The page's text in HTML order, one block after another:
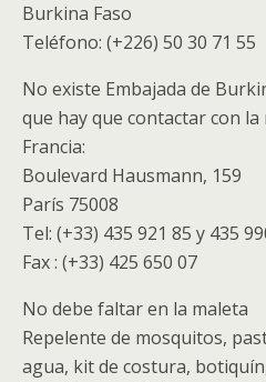
Burkina Faso
Teléfono: (+226) 50 30 71 55
No existe Embajada de
que hay que contactar con
Francia:
Boulevard Hausmann, 159
París 75008
Tel: (+33) 435 921 85 y 435
Fax : (+33) 425 650 07
No debe faltar en la maleta
Repelente de mosquitos,
agua, kit de costura,